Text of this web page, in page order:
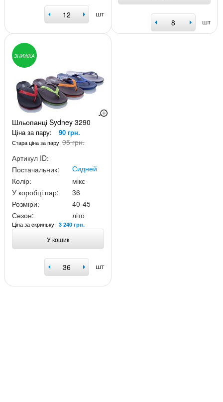
шт
шт
ЗНИЖКА
Шльопанці Sydney 3290
Ціна за пару: 90 грн.
Стара ціна за пару:95 грн.
Артикул ID:
Постачальник:
Сидней
Колір:
мікс
У коробці пар:
36
Розміри:
40-45
Сезон:
літо
Ціна за скриньку: 3 240 грн.
У кошик
шт